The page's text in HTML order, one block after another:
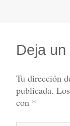
Deja
Tu dirección
publicada.
con *